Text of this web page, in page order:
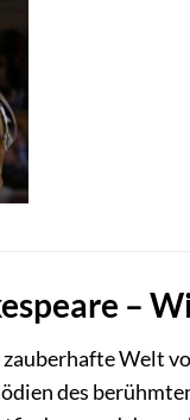
–
zauberhafte Welt
des